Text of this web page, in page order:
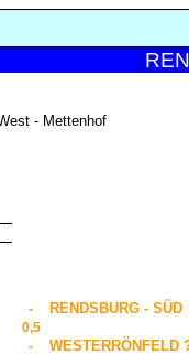
- Mettenhof
- RENDSBURG - SÜD
0,5
-
WESTERRÖNFELD